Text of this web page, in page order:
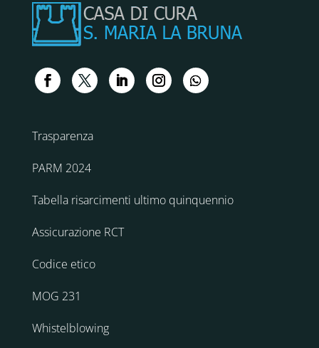
Trasparenza
PARM 2024
Tabella risarcimenti ultimo quinquennio
Assicurazione RCT
Codice etico
MOG 231
Whistelblowing